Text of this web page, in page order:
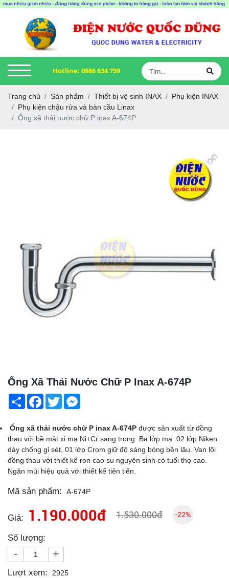
Hotline: 0986 634 759
Trang chủ Sản phẩm Thiết bị vệ sinh INAX
Phụ kiện INAX
Phụ kiện chậu rửa và bàn cầu Linax
Ống xã thải nước chữ P inax A-674P
Ống Xã Thải Nước Chữ P Inax A-674P
Share Facebook
Twitter
Ống xã thải nước chữ P inax A-674P được sản xuất từ đồng
thau với bề mặt xi mạ Ni+Cr sang trọng. Ba lớp mạ: 02 lớp Niken
dày chống gỉ sét, 01 lớp Crom giữ độ sáng bóng bền lâu. Van lõi
đồng thau với thiết kế ron cao su nguyên sinh có tuổi thọ cao.
Ngăn mùi hiệu quả với thiết kế tiên tiến.
Mã sản phẩm: A-674P
Giá: 1.190.000đ 1.530.000đ -22%
Số lượng:
- +
Lượt xem: 2925